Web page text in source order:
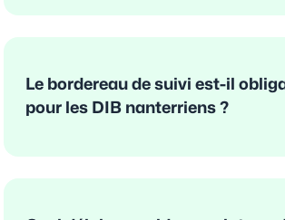
Le bordereau de suivi est-il
pour les DIB nanterriens ?